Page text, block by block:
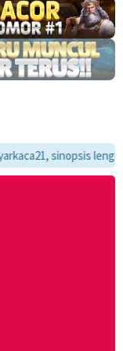
sinopsis